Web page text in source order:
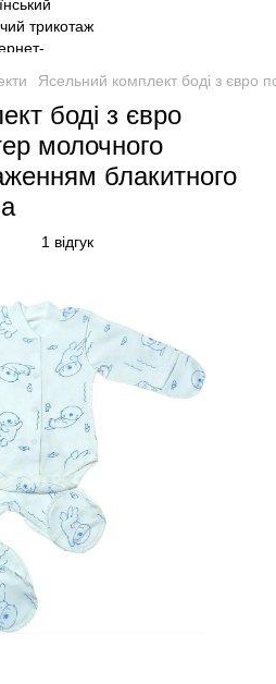
Ясельний комплект боді з євро
боді з євро
молочного
блакитного
1 відгук